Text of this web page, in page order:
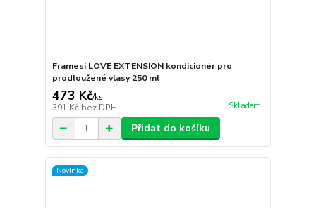
Framesi LOVE EXTENSION kondicionér pro
prodloužené vlasy 250 ml
473 Kč/ks
391 Kč bez DPH Skladem
Přidat do košíku
Novinka